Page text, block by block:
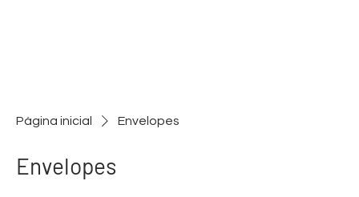
Página inicial Envelopes
Envelopes